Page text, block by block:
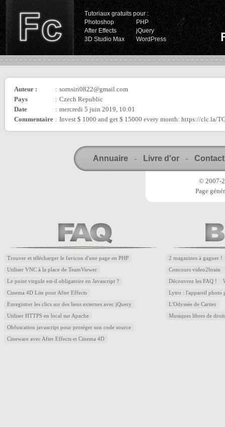
Tutoriaux gratuits pour :
Photoshop
PHP
After Effects
jQuery
3D Studio Max
WordPress
Auteur : : sornsiri0822@gmail.com
Pays
: Czech Republic
Date
: mercredi 5 juin 2019, 10:01
Commentaire : Invest $ 1000 and get $ 15000 every month: https://clc.la/
Annuaire - Livre d'or - Contact
© 2007-
Page
Trouver et télécharger le favicon d'une page en PHP
Utiliser VNC à la place de TeamViewer
Le point virgule est-il obligatoire en Javascript ?
Cinema 4D Lite pour After Effects
Enregistrer les clics sur des liens externes avec jQuery
Utiliser HTTPS en local sur Apache
Obfuscation javascript pour protéger son code source
Cineware avec After Effects et Cinema 4D
2 magazines à gagner !
Concours video2brain
Découvrez les FAQ !
Lytro : l'appareil photo
L'Odyssée de Cartier
Musiques libres de